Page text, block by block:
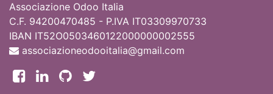
Associazione Odoo Italia
C.F. 94200470485 - P.IVA IT03309970733
IBAN IT52O0503460122000000002555
associazioneodooitalia@gmail.com